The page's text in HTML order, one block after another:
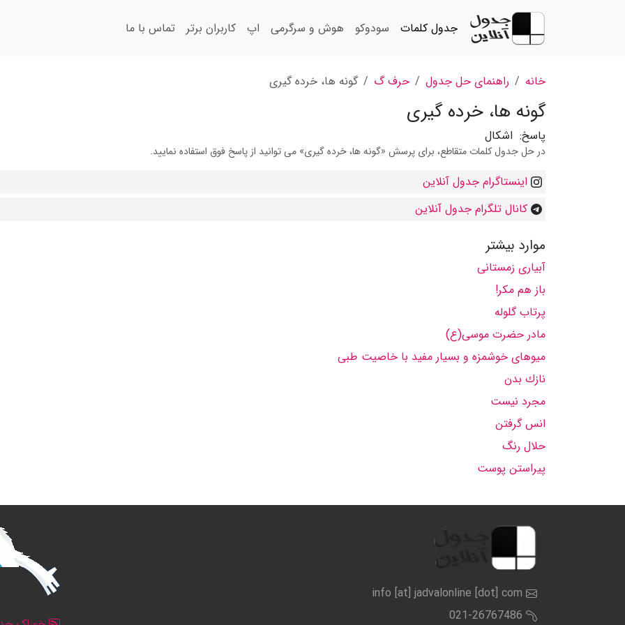
جدول کلمات سودوکو هوش و سرگرمی اپ کاربران برتر تماس با ما
خانه راهنمای حل جدول حرف گ گونه ها، خرده گیری
گونه ها، خرده گیری
پاسخ: اشکال
در حل جدول کلمات متقاطع، برای پرسش «گونه ها، خرده گیری» می توانید از پاسخ فوق استفاده نمایید.
اینستاگرام جدول آنلاین
کانال تلگرام جدول آنلاین
موارد بیشتر
آبیاری زمستانی
باز هم مكر!
پرتاب گلوله
مادر حضرت موسی(ع)
میوهای خوشمزه و بسیار مفید با خاصیت طبی
نازك بدن
مجرد نیست
انس گرفتن
حلال رنگ
پیراستن پوست
info [at] jadvalonline [dot] com
021-26767486